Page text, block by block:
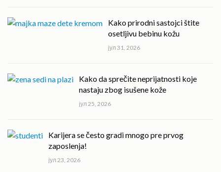
Kako prirodni sastojci štite
osetljivu bebinu kožu
јул 31, 2026
Kako da sprečite neprijatnosti koje
nastaju zbog isušene kože
јул 25, 2026
Karijera se često gradi mnogo pre prvog
zaposlenja!
јул 23, 2026